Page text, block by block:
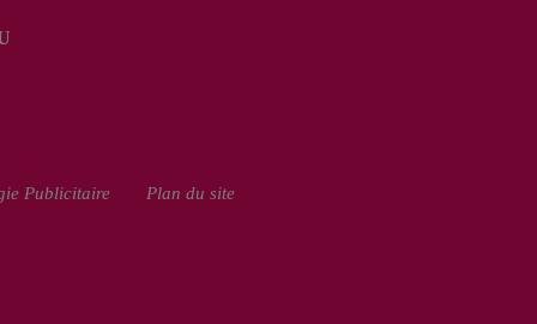
scolaire...
Publicitaire Plan du site